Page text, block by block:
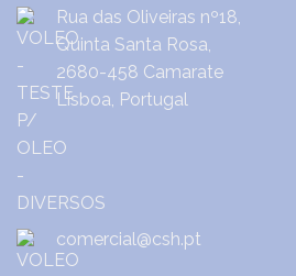
Rua das Oliveiras nº18,
Quinta Santa Rosa,
2680-458 Camarate
Lisboa, Portugal
comercial@csh.pt